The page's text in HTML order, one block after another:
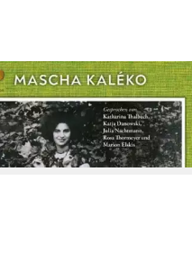
VERLAG
Ich tat die Augen auf und sah
(Gedichte&P,1 MP3-CD
€
bei dir